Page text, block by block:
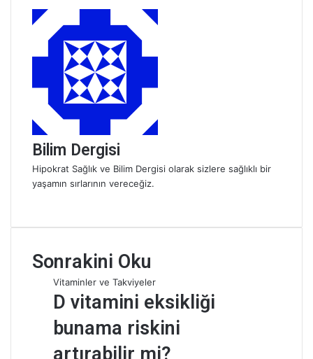
Bilim Dergisi
Hipokrat Sağlık ve Bilim Dergisi olarak sizlere sağlıklı bir
yaşamın sırlarının vereceğiz.
b
i
t
Sonrakini Oku
Vitaminler ve Takviyeler
D vitamini eksikliği
bunama riskini
artırabilir mi?